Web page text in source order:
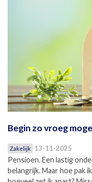
Begin zo vroeg
Zakelijk 13-11-2025
Pensioen. Een lastig
belangrijk. Maar hoe pak